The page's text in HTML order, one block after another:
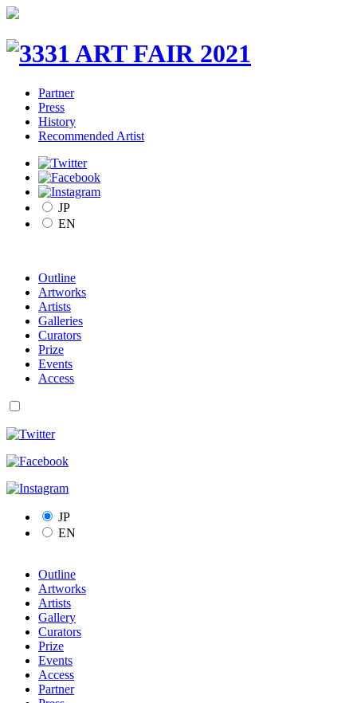
Partner
Press
History
Recommended Artist
JP
EN
Outline
Artworks
Artists
Galleries
Curators
Prize
Events
Access
JP
EN
Outline
Artworks
Artists
Gallery
Curators
Prize
Events
Access
Partner